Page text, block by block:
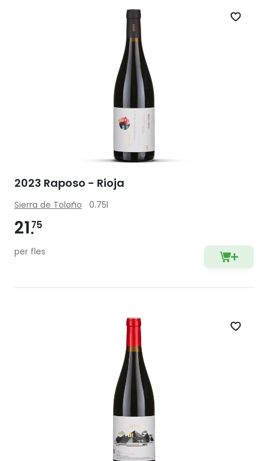
Zet
2023 Raposo - Rioja
Sierra de Toloño 0.75l
21 75
per fles
Zet